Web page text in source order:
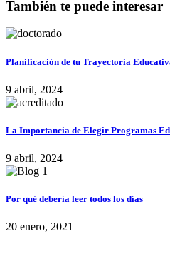
También te puede interesar
Planificación de tu Trayectoria
9 abril, 2024
La Importancia de Elegir Programas
9 abril, 2024
Por qué debería leer todos los días
20 enero, 2021